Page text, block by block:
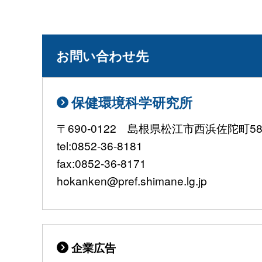
お問い合わせ先
保健環境科学研究所
〒690-0122 島根県松江市西浜佐陀町
tel:0852-36-8181
fax:0852-36-8171
hokanken@pref.shimane.lg.jp
企業広告